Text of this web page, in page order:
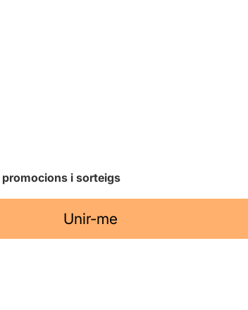
promocions i sorteigs
Unir-me